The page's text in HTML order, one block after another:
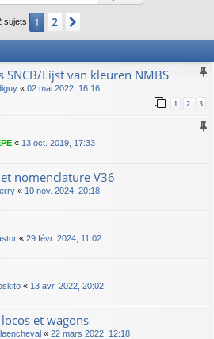
sujets 1 2
SNCB/Lijst van kleuren NMBS
« 02 mai 2022, 16:16
1 2 3
« 13 oct. 2019, 17:33
nomenclature V36
« 10 nov. 2024, 20:18
« 29 févr. 2024, 11:02
« 13 avr. 2022, 20:02
et wagons
« 22 mars 2022, 12:18